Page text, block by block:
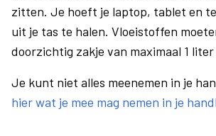
zitten. Je hoeft je laptop, tablet en
uit je tas te halen. Vloeistoffen
doorzichtig zakje van maximaal 1
Je kunt niet alles meenemen in je
hier wat je mee mag nemen in je